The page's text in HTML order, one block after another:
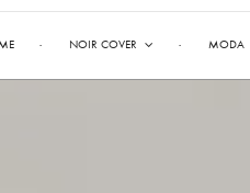
NOIR COVER MODA